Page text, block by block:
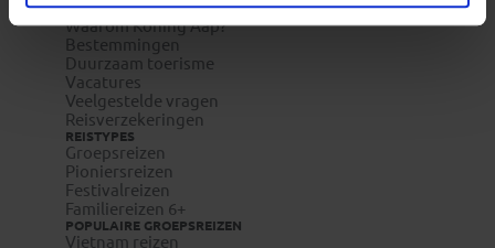
REIZEN MET KONING AAP
Waarom Koning Aap?
Bestemmingen
Duurzaam toerisme
Vacatures
Veelgestelde vragen
Reisverzekeringen
REISTYPES
Groepsreizen
Pioniersreizen
Festivalreizen
Familiereizen 6+
POPULAIRE GROEPSREIZEN
Vietnam reizen